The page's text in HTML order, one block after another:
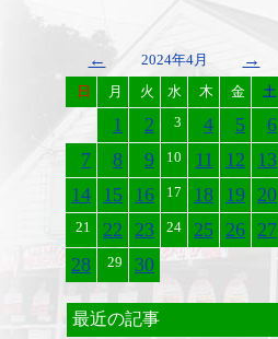
← 2024年4月 →
日 月 火 水 木 金 土
1 2 3 4 5
6
7
8 9 10 11 12
13
14 15 16 17 18 19 20
21 22 23 24 25 26 27
28
29 30
最近の記事